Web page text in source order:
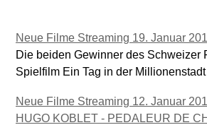
Neue Filme Streaming 19. Januar
Die beiden Gewinner des
Spielfilm Ein Tag in der
Neue Filme Streaming 12. Januar
HUGO KOBLET - PEDALEUR DE